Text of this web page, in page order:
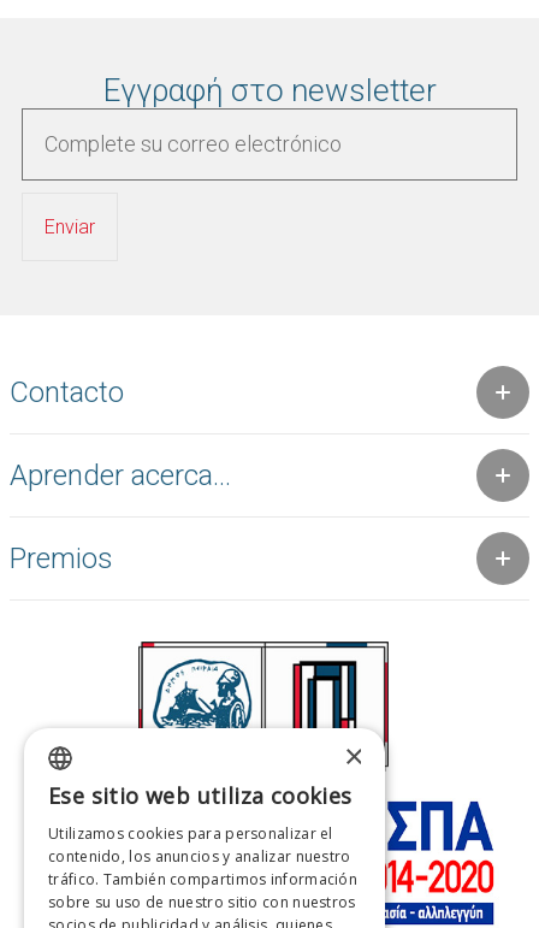
Εγγραφή στο newsletter
Contacto
Aprender acerca...
Premios
GREEK
ENGLISH
FRENCH
×
Ese sitio web utiliza cookies
Utilizamos cookies para personalizar el
contenido, los anuncios y analizar nuestro
tráfico. También compartimos información
sobre su uso de nuestro sitio con nuestros